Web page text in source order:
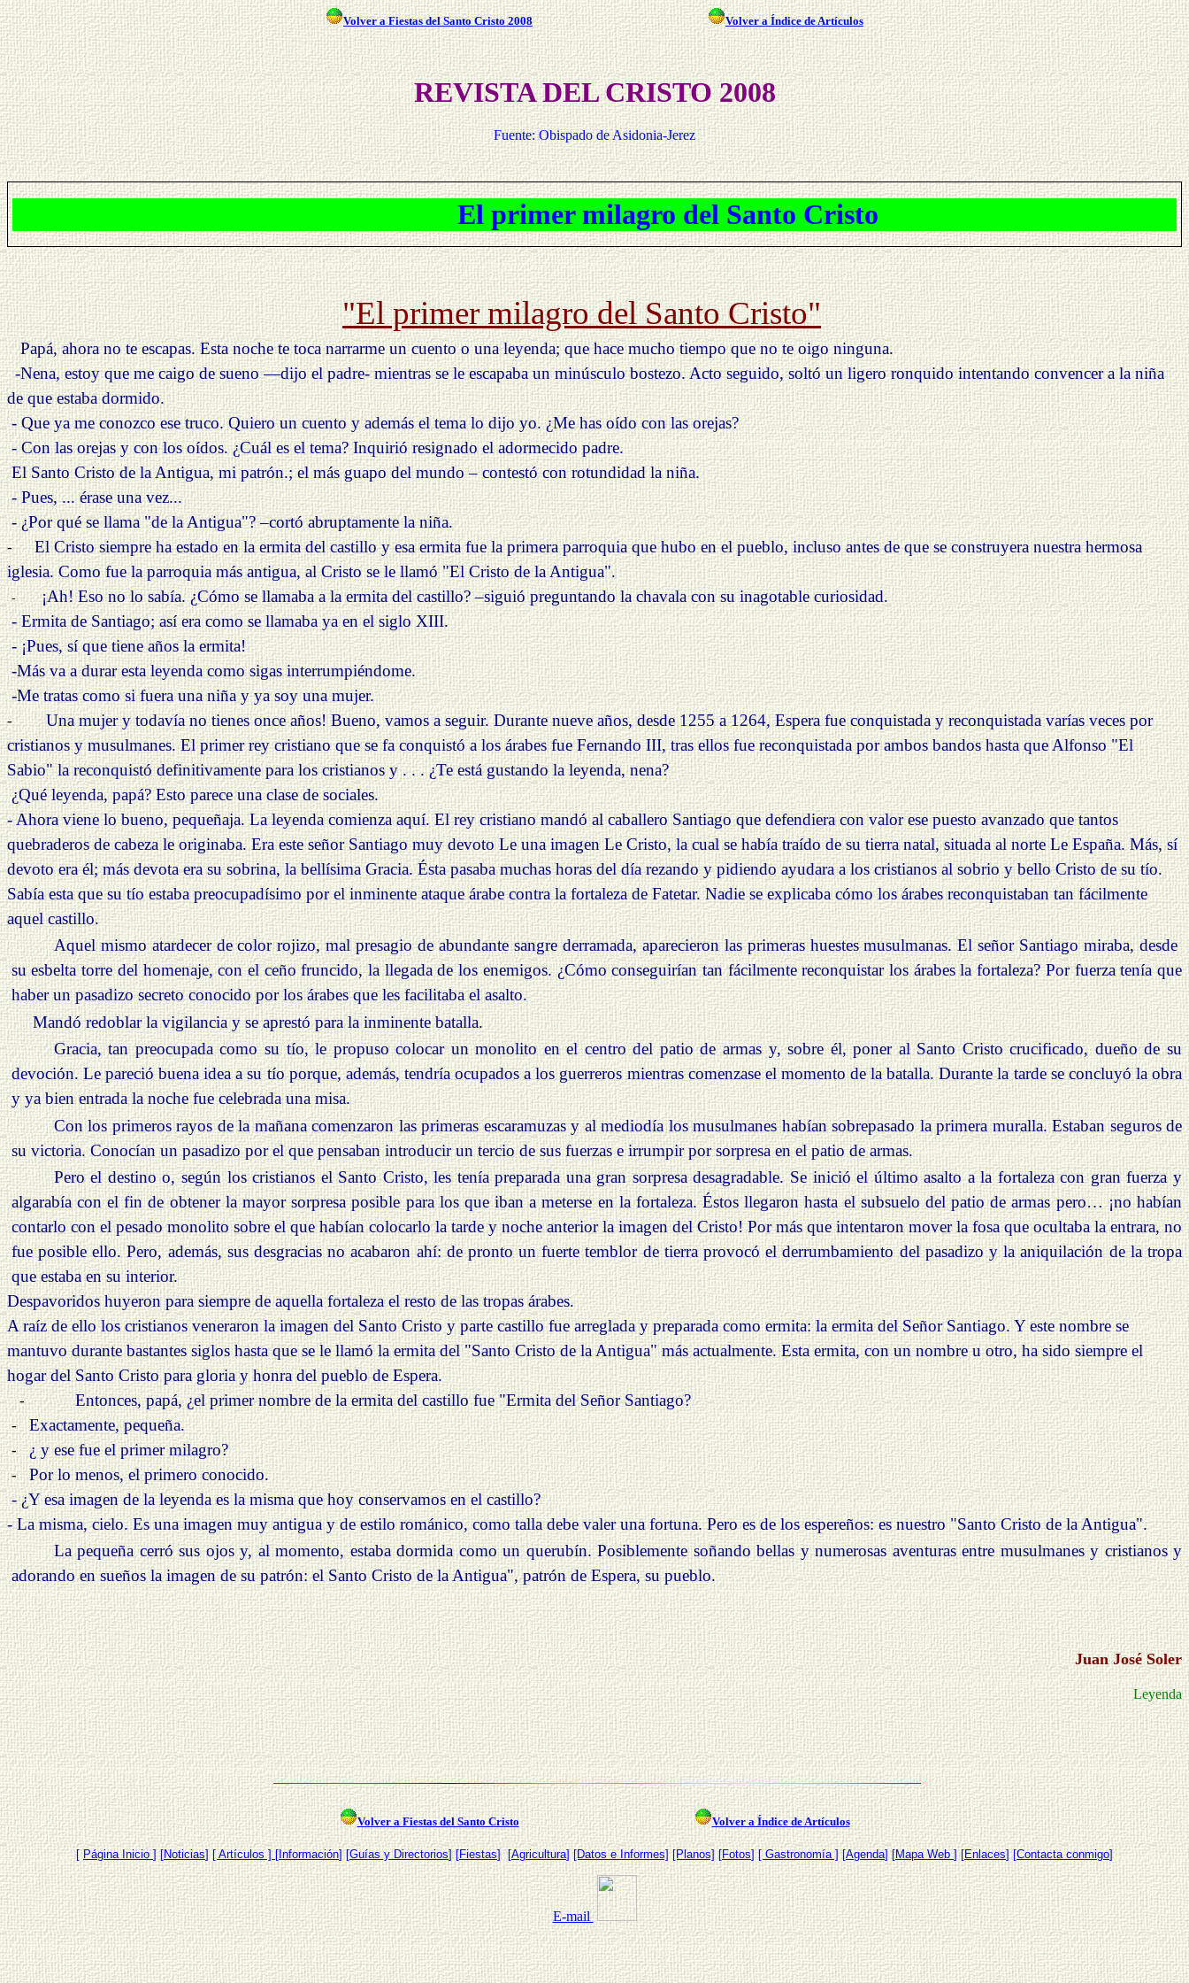
Volver a Fiestas del Santo Cristo 2008 Volver a Índice de Artículos
REVISTA DEL CRISTO 2008
Fuente: Obispado de Asidonia-Jerez
El primer milagro del Santo Cristo
"El primer milagro del Santo Cristo"
Papá, ahora no te escapas. Esta noche te toca narrarme un cuento o una leyenda; que hace mucho tiempo que no te oigo ninguna.
-Nena, estoy que me caigo de sueno—dijoel padre- mientras se le escapaba un minúsculo bostezo. Acto seguido, soltó un ligero ronquido intentando convencer a la niña
de que estaba dormido.
- Que ya me conozco ese truco. Quiero un cuento y además el tema lo dijo yo. ¿Me has oído con las orejas?
- Con las orejas y con los oídos. ¿Cuál es el tema? Inquirió resignado el adormecido padre.
El Santo Cristo de la Antigua, mi patrón.; el más guapo del mundo – contestó con rotundidad la niña.
- Pues, ... érase una vez...
- ¿Por qué se llama "de la Antigua"? –cortó abruptamente la niña.
-
El Cristo siempre ha estado en la ermita del castillo y esa ermita fue la primera parroquia que hubo en el pueblo, incluso antes de que se construyera nuestra hermosa
iglesia. Como fue la parroquia más antigua, al Cristo se le llamó "El Cristo de la Antigua".
- ¡Ah! Eso no lo sabía. ¿Cómo se llamaba a la ermita del castillo? –siguió preguntando la chavala con su inagotable curiosidad.
- Ermita de Santiago; así era como se llamaba ya en el siglo XIII.
- ¡Pues, sí que tiene años la ermita!
-Más va a durar esta leyenda como sigas interrumpiéndome.
-Me tratas como si fuera una niña y ya soy una mujer.
-
Una mujer y todavía no tienes once años! Bueno, vamos a seguir. Durante nueve años, desde 1255 a 1264, Espera fue conquistada y reconquistada varías veces por
cristianos y musulmanes. El primer rey cristiano que se fa conquistó a los árabes fue Fernando III, tras ellos fue reconquistada por ambos bandos hasta que Alfonso "El
Sabio" la reconquistó definitivamente para los cristianos y . . . ¿Te está gustando la leyenda, nena?
¿Quéleyenda, papá? Esto parece una clase de sociales.
- Ahora viene lo bueno, pequeñaja. La leyenda comienza aquí. El rey cristianomandó al caballero Santiago que defendiera con valor ese puesto avanzado que tantos
quebraderos de cabeza le originaba. Era este señor Santiago muy devoto Le una imagen Le Cristo, la cual se había traído de su tierra natal, situada al norte Le España. Más, sí
devoto era él; más devota era su sobrina, la bellísima Gracia. Ésta pasaba muchas horas del día rezando y pidiendo ayudara a los cristianos al sobrio y bello Cristo de su tío.
Sabía esta que su tío estaba preocupadísimo por el inminente ataque árabe contra la fortaleza de Fatetar. Nadie se explicaba cómo los árabes reconquistaban tan fácilmente
aquel castillo.
Aquel mismo atardecer de color rojizo, mal presagio de abundante sangre derramada, aparecieron las primeras huestes musulmanas.Elseñor Santiago miraba, desde
su esbelta torre del homenaje, con el ceño fruncido, la llegada de los enemigos. ¿Cómo conseguirían tan fácilmente reconquistar los árabes la fortaleza? Por fuerza tenía que
haber un pasadizo secreto conocido por los árabes que les facilitaba el asalto.
Mandó redoblar la vigilancia y se aprestó para la inminente batalla.
Gracia, tan preocupada como su tío, le propuso colocar un monolito en el centro del patio de armas y, sobre él, poner al Santo Cristo crucificado, dueño de su
devoción. Le pareció buena idea a su tío porque, además, tendría ocupados a los guerreros mientrascomenzase el momento de la batalla. Durante la tarde se concluyó la obra
y ya bien entrada la noche fue celebrada una misa.
Con los primeros rayos de la mañana comenzaron las primeras escaramuzas yalmediodía los musulmanes habían sobrepasado la primera muralla. Estaban seguros de
su victoria. Conocían un pasadizo por el que pensaban introducir un tercio de sus fuerzas e irrumpir por sorpresa en el patio de armas.
Pero el destino o, según los cristianos el Santo Cristo, les tenía preparada una gran sorpresa desagradable. Se inició el último asalto a la fortaleza con gran fuerza y
algarabía con el fin de obtener la mayor sorpresa posible para los que iban a meterse en la fortaleza. Éstos llegaron hasta el subsuelo del patio de armas pero… ¡no habían
contarlo con el pesado monolito sobre el que habían colocarlo la tarde y noche anterior la imagen del Cristo! Por más que intentaron mover la fosa que ocultaba la entrara, no
fue posible ello. Pero, además, sus desgracias no acabaron ahí: de pronto un fuerte temblor de tierra provocó el derrumbamiento del pasadizo y la aniquilación de la tropa
que estaba en su interior.
Despavoridos huyeron para siempre de aquella fortaleza el resto de las tropas árabes.
Araíz de ello los cristianos veneraron la imagen del Santo Cristo y parte castillo fue arreglada y preparada como ermita: la ermita del Señor Santiago.Yeste nombre se
mantuvo durante bastantes siglos hasta que se le llamó la ermita del "Santo Cristo de la Antigua" más actualmente. Esta ermita, con un nombre u otro, ha sido siempre el
hogar del SantoCristo paragloria y honra del pueblo de Espera.
- Entonces, papá, ¿el primer nombre de la ermita del castillo fue "Ermita del Señor Santiago?
- Exactamente, pequeña.
- ¿ y ese fue el primer milagro?
-
Por lo menos, el primero conocido.
- ¿Y esa imagen de la leyenda es la misma que hoy conservamos en el castillo?
- La misma, cielo. Es una imagen muy antigua y de estilo románico, como talla debe valer una fortuna. Pero es de los espereños: es nuestro "Santo Cristo de la Antigua".
La pequeña cerró sus ojos y, al momento, estaba dormida como un querubín. Posiblemente soñando bellas y numerosas aventuras entre musulmanes y cristianos y
adorando en sueños la imagen de su patrón: el Santo Cristo delaAntigua", patrón de Espera, su pueblo.
Juan José Soler
Leyenda
Volver a Fiestas del Santo Cristo Volver a Índice de Artículos
[Página Inicio ][Noticias][ Artículos ] [Información] [Guías y Directorios] [Fiestas] [Agricultura] [Datos e Informes] [Planos][Fotos][ Gastronomía ] [Agenda] [Mapa Web] [Enlaces] [Contacta conmigo]
E-mail